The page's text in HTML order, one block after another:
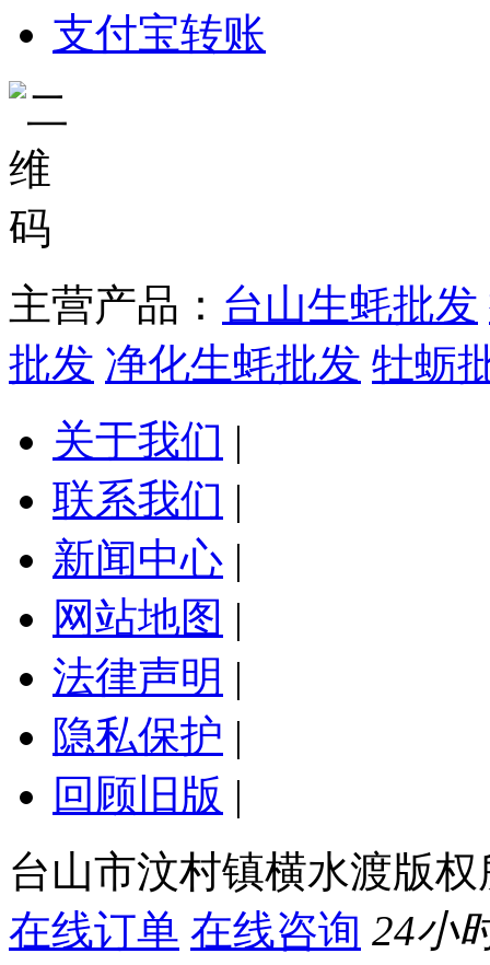
支付宝转账
主营产品： 台山生蚝批发
批发 净化生蚝批发 牡蛎
关于我们 |
联系我们 |
新闻中心 |
网站地图 |
法律声明 |
隐私保护 |
回顾旧版 |
台山市汶村镇横水渡版
在线订单 在线咨询 24小